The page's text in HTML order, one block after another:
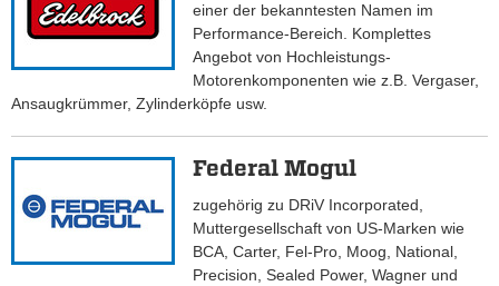
einer der bekanntesten Namen im
Performance-Bereich. Komplettes
Angebot von Hochleistungs-
Motorenkomponenten wie z.B. Vergaser,
Ansaugkrümmer, Zylinderköpfe usw.
Federal Mogul
zugehörig zu DRiV Incorporated,
Muttergesellschaft von US-Marken wie
BCA, Carter, Fel-Pro, Moog, National,
Precision, Sealed Power, Wagner und